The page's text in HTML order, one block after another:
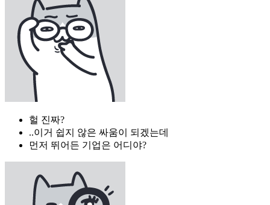
헐 진짜?
..이거 쉽지 않은 싸움이 되겠는데
먼저 뛰어든 기업은 어디야?